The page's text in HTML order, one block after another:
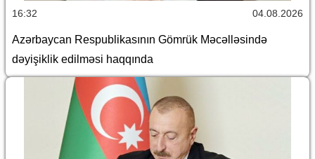
16:32 04.08.2026
Azərbaycan Respublikasının Gömrük Məcəlləsində
dəyişiklik edilməsi haqqında